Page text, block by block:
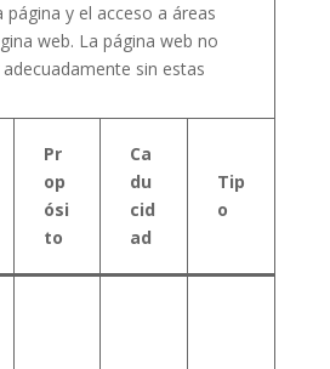
página y el acceso a áreas
web. La página web no
sin estas
Pr
op
ósi
to
Ca
du
cid
ad
Tip
o